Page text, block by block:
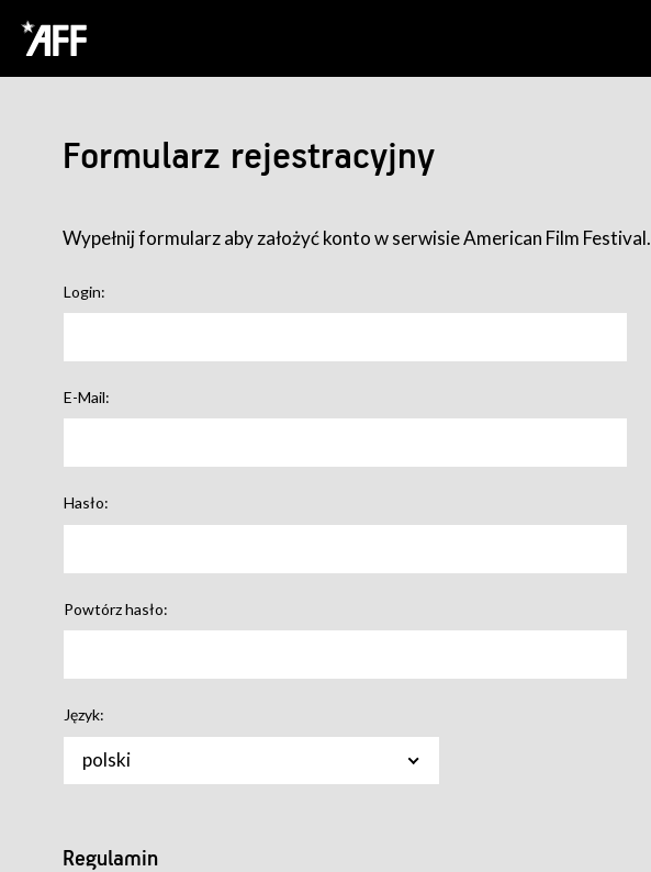
Formularz rejestracyjny
Wypełnij formularz aby założyć konto w serwisie American Film Festival.
Login:
E-Mail:
Hasło:
Powtórz hasło:
Język:
polski
Regulamin